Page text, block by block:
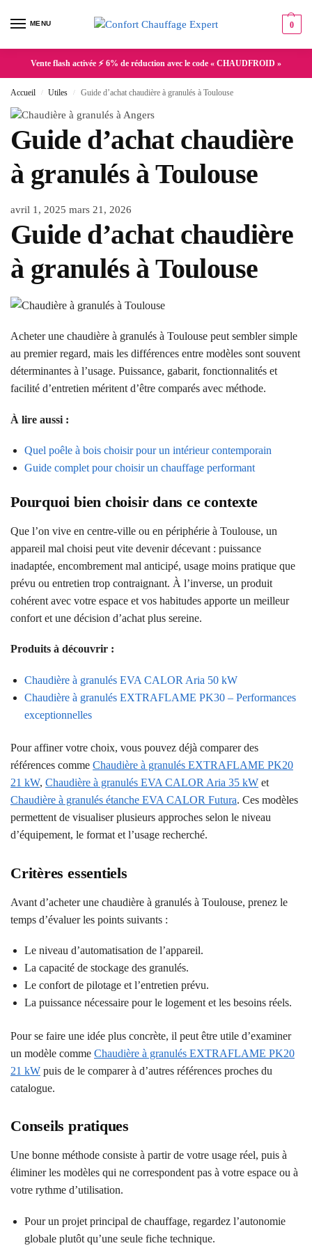
MENU 0
Vente flash activée ⚡ 6% de réduction avec le code « CHAUDFROID »
Accueil / Utiles / Guide d’achat chaudière à granulés à Toulouse
Guide d’achat chaudière
à granulés à Toulouse
avril 1, 2025 mars 21, 2026
Guide d’achat chaudière
à granulés à Toulouse
Acheter une chaudière à granulés à Toulouse peut sembler simple
au premier regard, mais les différences entre modèles sont souvent
déterminantes à l’usage. Puissance, gabarit, fonctionnalités et
facilité d’entretien méritent d’être comparés avec méthode.
À lire aussi :
Quel poêle à bois choisir pour un intérieur contemporain
Guide complet pour choisir un chauffage performant
Pourquoi bien choisir dans ce contexte
Que l’on vive en centre-ville ou en périphérie à Toulouse, un
appareil mal choisi peut vite devenir décevant : puissance
inadaptée, encombrement mal anticipé, usage moins pratique que
prévu ou entretien trop contraignant. À l’inverse, un produit
cohérent avec votre espace et vos habitudes apporte un meilleur
confort et une décision d’achat plus sereine.
Produits à découvrir :
Chaudière à granulés EVA CALOR Aria 50 kW
Chaudière à granulés EXTRAFLAME PK30 – Performances
exceptionnelles
Pour affiner votre choix, vous pouvez déjà comparer des
références comme Chaudière à granulés EXTRAFLAME PK20
21 kW, Chaudière à granulés EVA CALOR Aria 35 kW et
Chaudière à granulés étanche EVA CALOR Futura. Ces modèles
permettent de visualiser plusieurs approches selon le niveau
d’équipement, le format et l’usage recherché.
Critères essentiels
Avant d’acheter une chaudière à granulés à Toulouse, prenez le
temps d’évaluer les points suivants :
Le niveau d’automatisation de l’appareil.
La capacité de stockage des granulés.
Le confort de pilotage et l’entretien prévu.
La puissance nécessaire pour le logement et les besoins réels.
Pour se faire une idée plus concrète, il peut être utile d’examiner
un modèle comme Chaudière à granulés EXTRAFLAME PK20
21 kW puis de le comparer à d’autres références proches du
catalogue.
Conseils pratiques
Une bonne méthode consiste à partir de votre usage réel, puis à
éliminer les modèles qui ne correspondent pas à votre espace ou à
votre rythme d’utilisation.
Pour un projet principal de chauffage, regardez l’autonomie
globale plutôt qu’une seule fiche technique.